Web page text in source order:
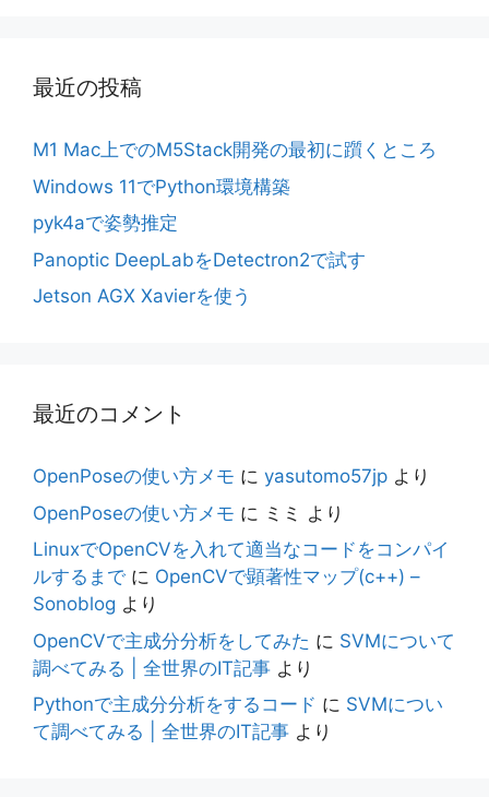
最近の投稿
M1 Mac上でのM5Stack開発の最初に躓くところ
Windows 11でPython環境構築
pyk4aで姿勢推定
Panoptic DeepLabをDetectron2で試す
Jetson AGX Xavierを使う
最近のコメント
OpenPoseの使い方メモ に yasutomo57jp より
OpenPoseの使い方メモ に ミミ より
LinuxでOpenCVを入れて適当なコードをコンパイ
ルするまで に OpenCVで顕著性マップ(c++) –
Sonoblog より
OpenCVで主成分分析をしてみた に SVMについて
調べてみる | 全世界のIT記事 より
Pythonで主成分分析をするコード に SVMについ
て調べてみる | 全世界のIT記事 より